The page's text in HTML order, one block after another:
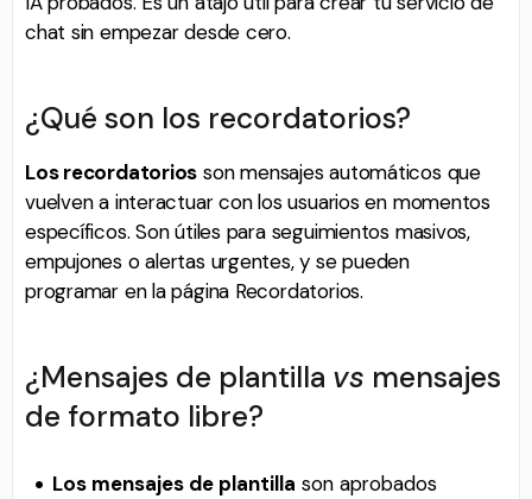
chat sin empezar desde cero.
¿Qué son los recordatorios?
Los recordatorios son mensajes automáticos que
vuelven a interactuar con los usuarios en momentos
específicos. Son útiles para seguimientos masivos,
empujones o alertas urgentes, y se pueden
programar en la página Recordatorios.
¿Mensajes de plantilla vs mensajes
de formato libre?
Los mensajes de plantilla son aprobados